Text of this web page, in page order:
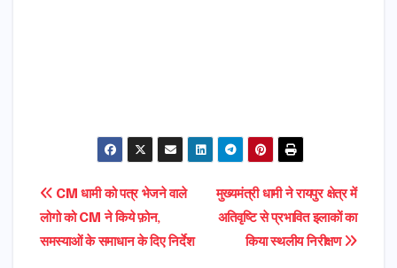
Post
navigation
मुख्यमंत्री धामी ने रायपुर क्षेत्र में
अतिवृष्टि से प्रभावित इलाकों का
किया स्थलीय निरीक्षण
CM धामी को पत्र भेजने वाले
लोगो को CM ने किये फ़ोन,
समस्याओं के समाधान के दिए निर्देश